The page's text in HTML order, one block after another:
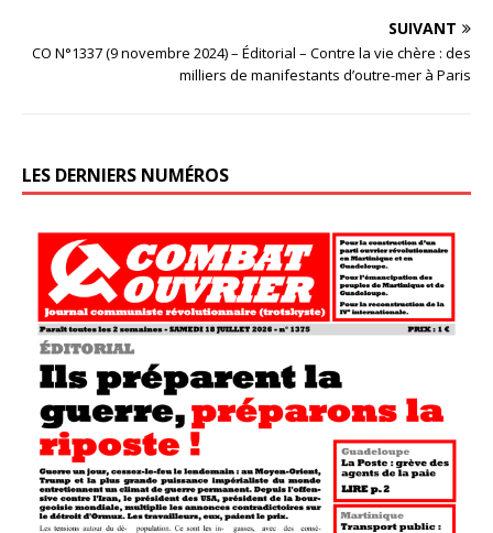
SUIVANT
CO N°1337 (9 novembre 2024) – Éditorial – Contre la vie chère : des
milliers de manifestants d’outre-mer à Paris
LES DERNIERS NUMÉROS